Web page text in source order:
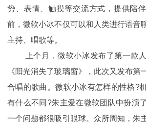
势、表情、触摸等交流方式，提供陪
前，微软小冰不仅可以和人类进行语音
主持、唱歌等。
上个月，微软小冰发布了第一款人
《阳光消失了玻璃窗》，此次又发布第
合唱的歌曲。微软小冰有怎样的性格?
有什么不同?朱主爱在微软团队中扮演
一个问题都很吸引眼球。众所周知，朱